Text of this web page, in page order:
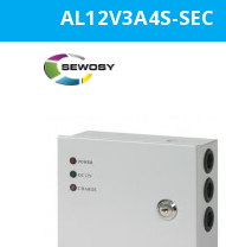
AL12V3A4S-SEC